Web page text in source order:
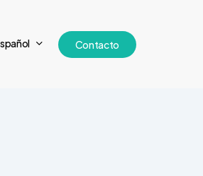
Contacto